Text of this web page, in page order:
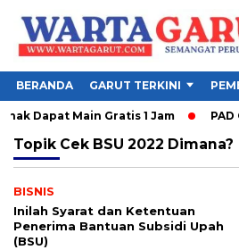
BERANDA GARUT TERKINI
Dapat Main Gratis 1 Jam PAD
Topik Cek BSU 2022 Dimana?
BISNIS
Inilah Syarat dan Ketentuan
Penerima Bantuan Subsidi Upah
(BSU)